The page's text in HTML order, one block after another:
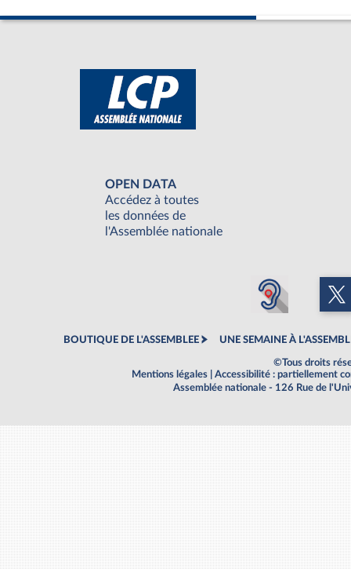
OPEN DATA
Accédez à toutes
les données de
l'Assemblée nationale
BOUTIQUE DE L'ASSEMBLEE UNE SEMAINE À
©Tous droits
Mentions légales
Accessibilité : partiellement
Assemblée nationale - 126 Rue de